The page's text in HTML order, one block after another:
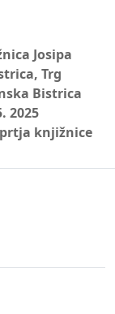
Josipa
Trg
Bistrica
2025
knjižnice